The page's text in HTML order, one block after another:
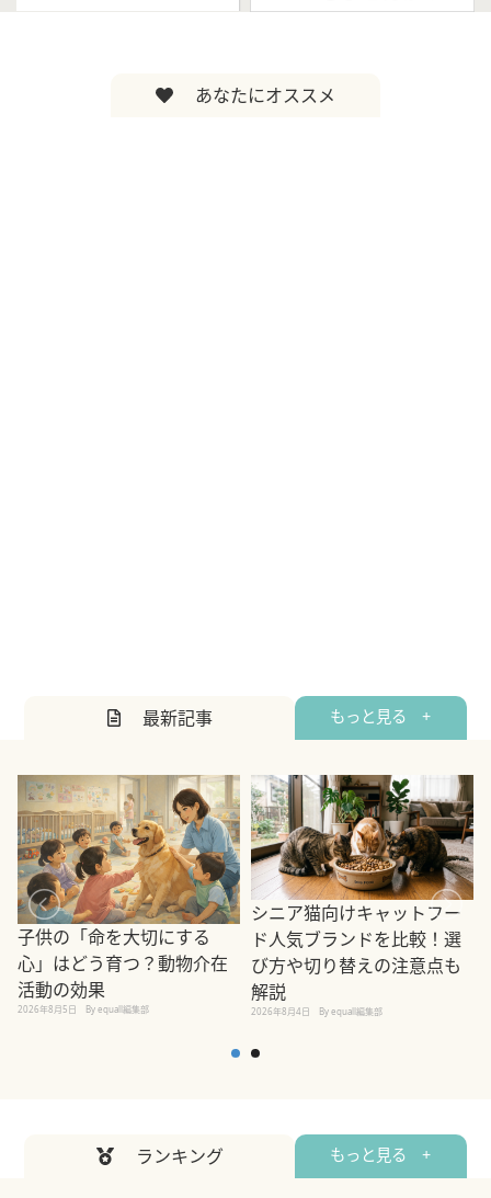
あなたにオススメ
最新記事 もっと見る +
子供の「命を大切にする
心」はどう育つ？動物介在
活動の効果
2026年8月5日 By equall編集部
シニア猫向けキャットフー
ド人気ブランドを比較！選
び方や切り替えの注意点も
解説
2026年8月4日 By equall編集部
ランキング もっと見る +